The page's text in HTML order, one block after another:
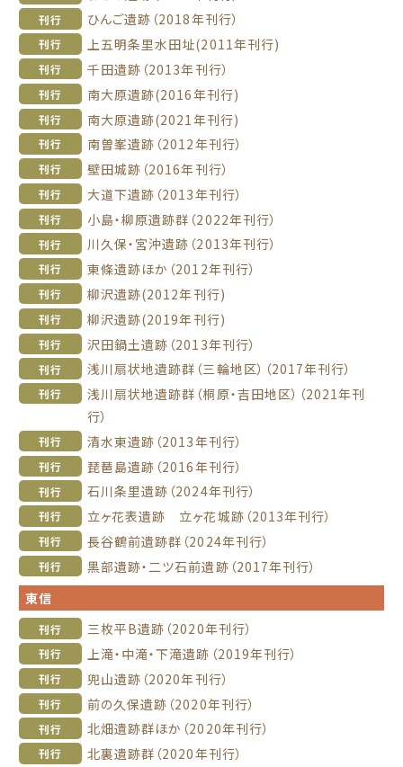
刊行 ひんご遺跡（2018年刊行）
刊行 上五明条里水田址(2011年刊行)
刊行 千田遺跡（2013年刊行）
刊行 南大原遺跡(2016年刊行)
刊行 南大原遺跡(2021年刊行)
刊行 南曽峯遺跡（2012年刊行）
刊行 壁田城跡（2016年刊行）
刊行 大道下遺跡（2013年刊行）
刊行 小島・柳原遺跡群（2022年刊行）
刊行 川久保・宮沖遺跡（2013年刊行）
刊行 東條遺跡ほか（2012年刊行）
刊行 柳沢遺跡(2012年刊行)
刊行 柳沢遺跡(2019年刊行)
刊行 沢田鍋土遺跡（2013年刊行）
刊行 浅川扇状地遺跡群（三輪地区）（2017年刊行）
刊行
浅川扇状地遺跡群（桐原・吉田地区）（2021年刊
行）
刊行 清水東遺跡（2013年刊行）
刊行 琵琶島遺跡（2016年刊行）
刊行 石川条里遺跡（2024年刊行）
刊行 立ヶ花表遺跡 立ヶ花城跡（2013年刊行）
刊行 長谷鶴前遺跡群（2024年刊行）
刊行
黒部遺跡・二ツ石前遺跡（2017年刊行）
東信
刊行 三枚平B遺跡（2020年刊行）
刊行 上滝・中滝・下滝遺跡（2019年刊行）
刊行 兜山遺跡（2020年刊行）
刊行 前の久保遺跡（2020年刊行）
刊行 北畑遺跡群ほか（2020年刊行）
刊行 北裏遺跡群（2020年刊行）